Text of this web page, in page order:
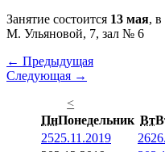
Занятие состоится 13 мая, в
М. Ульяновой, 7, зал № 6
← Предыдущая
Следующая →
<
ПнПонедельник Вт
2525.11.2019 26